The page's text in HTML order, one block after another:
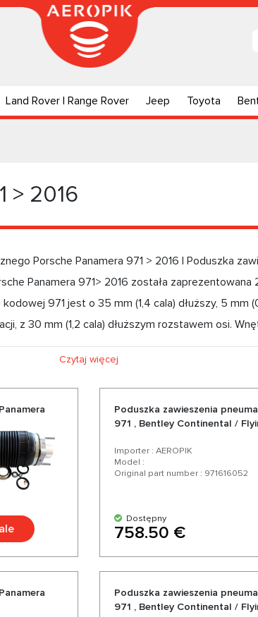
Land Rover | Range Rover Jeep Toyota
> 2016
Porsche Panamera 971 > 2016 | Poduszka
Panamera 971> 2016 została
971 jest o 35 mm (1,4 cala) dłuższy, 5 mm
z 30 mm (1,2 cala) dłuższym rozstawem osi.
zestaw przycisków poprzedniej generacji.
ma bogate wnętrze, naładowane
do zawieszenia pneumatycznego oferujemy
Panamera 971 > 2016 w konkurencyjnych
Panamera 971 > 2016 od zaufanych
ponad 200 produktów do Twojego
Czytaj więcej
Poduszka zawieszenia
971 , Bentley Continental /
Importer : AEROPIK
Model :
Original part number : 971616052
Dostępny
758.50 €
Poduszka zawieszenia
971 , Bentley Continental /